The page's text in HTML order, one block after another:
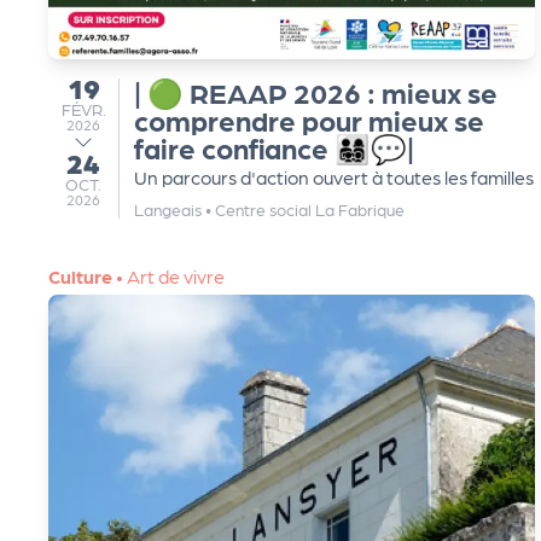
du
19
FÉVRIER
FÉVR.
2026
au
24
OCTOBRE
OCT.
2026
| 🟢 REAAP 2026 : mieux se
comprendre pour mieux se
faire confiance 👨‍👩‍👧‍👦💬|
Un parcours d'action ouvert à toutes les familles
Langeais •Centre social La Fabrique
Culture • Art de vivre
g
a
n
i
s
a
e